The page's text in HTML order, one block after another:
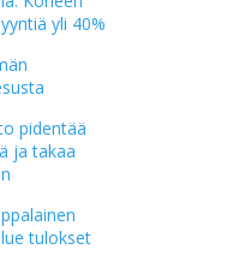
yli 40%
pidentää
ja takaa
tulokset